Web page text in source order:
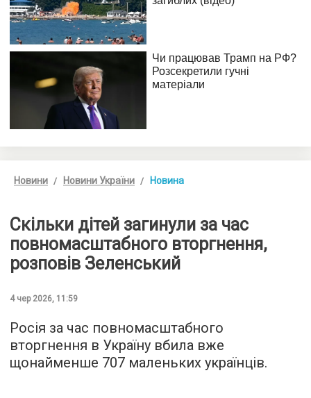
Новини Новини України Новина
Скільки дітей загинули за час
повномасштабного вторгнення,
розповів Зеленський
4 чер 2026, 11:59
Росія за час повномасштабного
вторгнення в Україну вбила вже
щонайменше 707 маленьких українців.